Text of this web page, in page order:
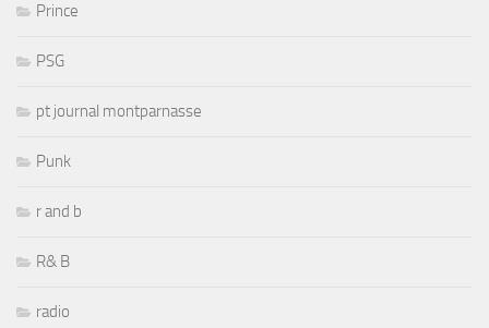
Prince
PSG
pt journal montparnasse
Punk
r and b
R& B
radio